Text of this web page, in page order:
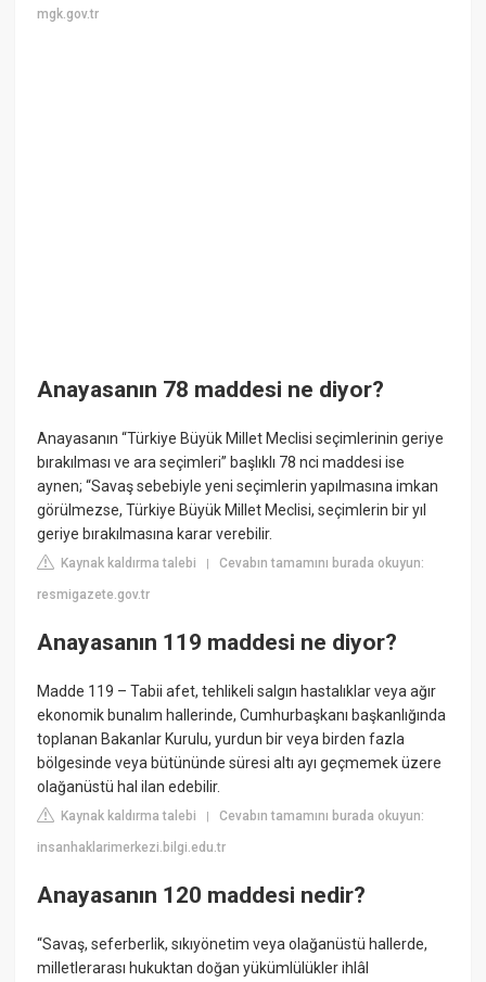
mgk.gov.tr
Anayasanın 78 maddesi ne diyor?
Anayasanın “Türkiye Büyük Millet Meclisi seçimlerinin geriye
bırakılması ve ara seçimleri” başlıklı 78 nci maddesi ise
aynen; “Savaş sebebiyle yeni seçimlerin yapılmasına imkan
görülmezse, Türkiye Büyük Millet Meclisi, seçimlerin bir yıl
geriye bırakılmasına karar verebilir.
Kaynak kaldırma talebi |Cevabın tamamını burada okuyun:
resmigazete.gov.tr
Anayasanın 119 maddesi ne diyor?
Madde 119 – Tabii afet, tehlikeli salgın hastalıklar veya ağır
ekonomik bunalım hallerinde, Cumhurbaşkanı başkanlığında
toplanan Bakanlar Kurulu, yurdun bir veya birden fazla
bölgesinde veya bütününde süresi altı ayı geçmemek üzere
olağanüstü hal ilan edebilir.
Kaynak kaldırma talebi |Cevabın tamamını burada okuyun:
insanhaklarimerkezi.bilgi.edu.tr
Anayasanın 120 maddesi nedir?
“Savaş, seferberlik, sıkıyönetim veya olağanüstü hallerde,
milletlerarası hukuktan doğan yükümlülükler ihlâl